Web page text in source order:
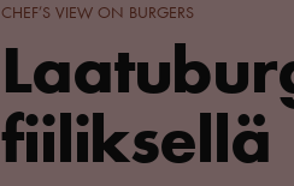
CHEF’S VIEW ON BURGERS
fiiliksellä